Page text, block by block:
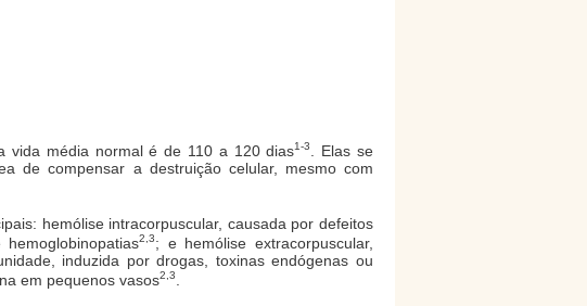
vida média normal é de 110 a 120 dias1-3
. Elas se
de compensar a destruição celular, mesmo com
hemólise intracorpuscular, causada por defeitos
2,3; e hemólise extracorpuscular,
induzida por drogas, toxinas endógenas ou
em pequenos vasos2,3